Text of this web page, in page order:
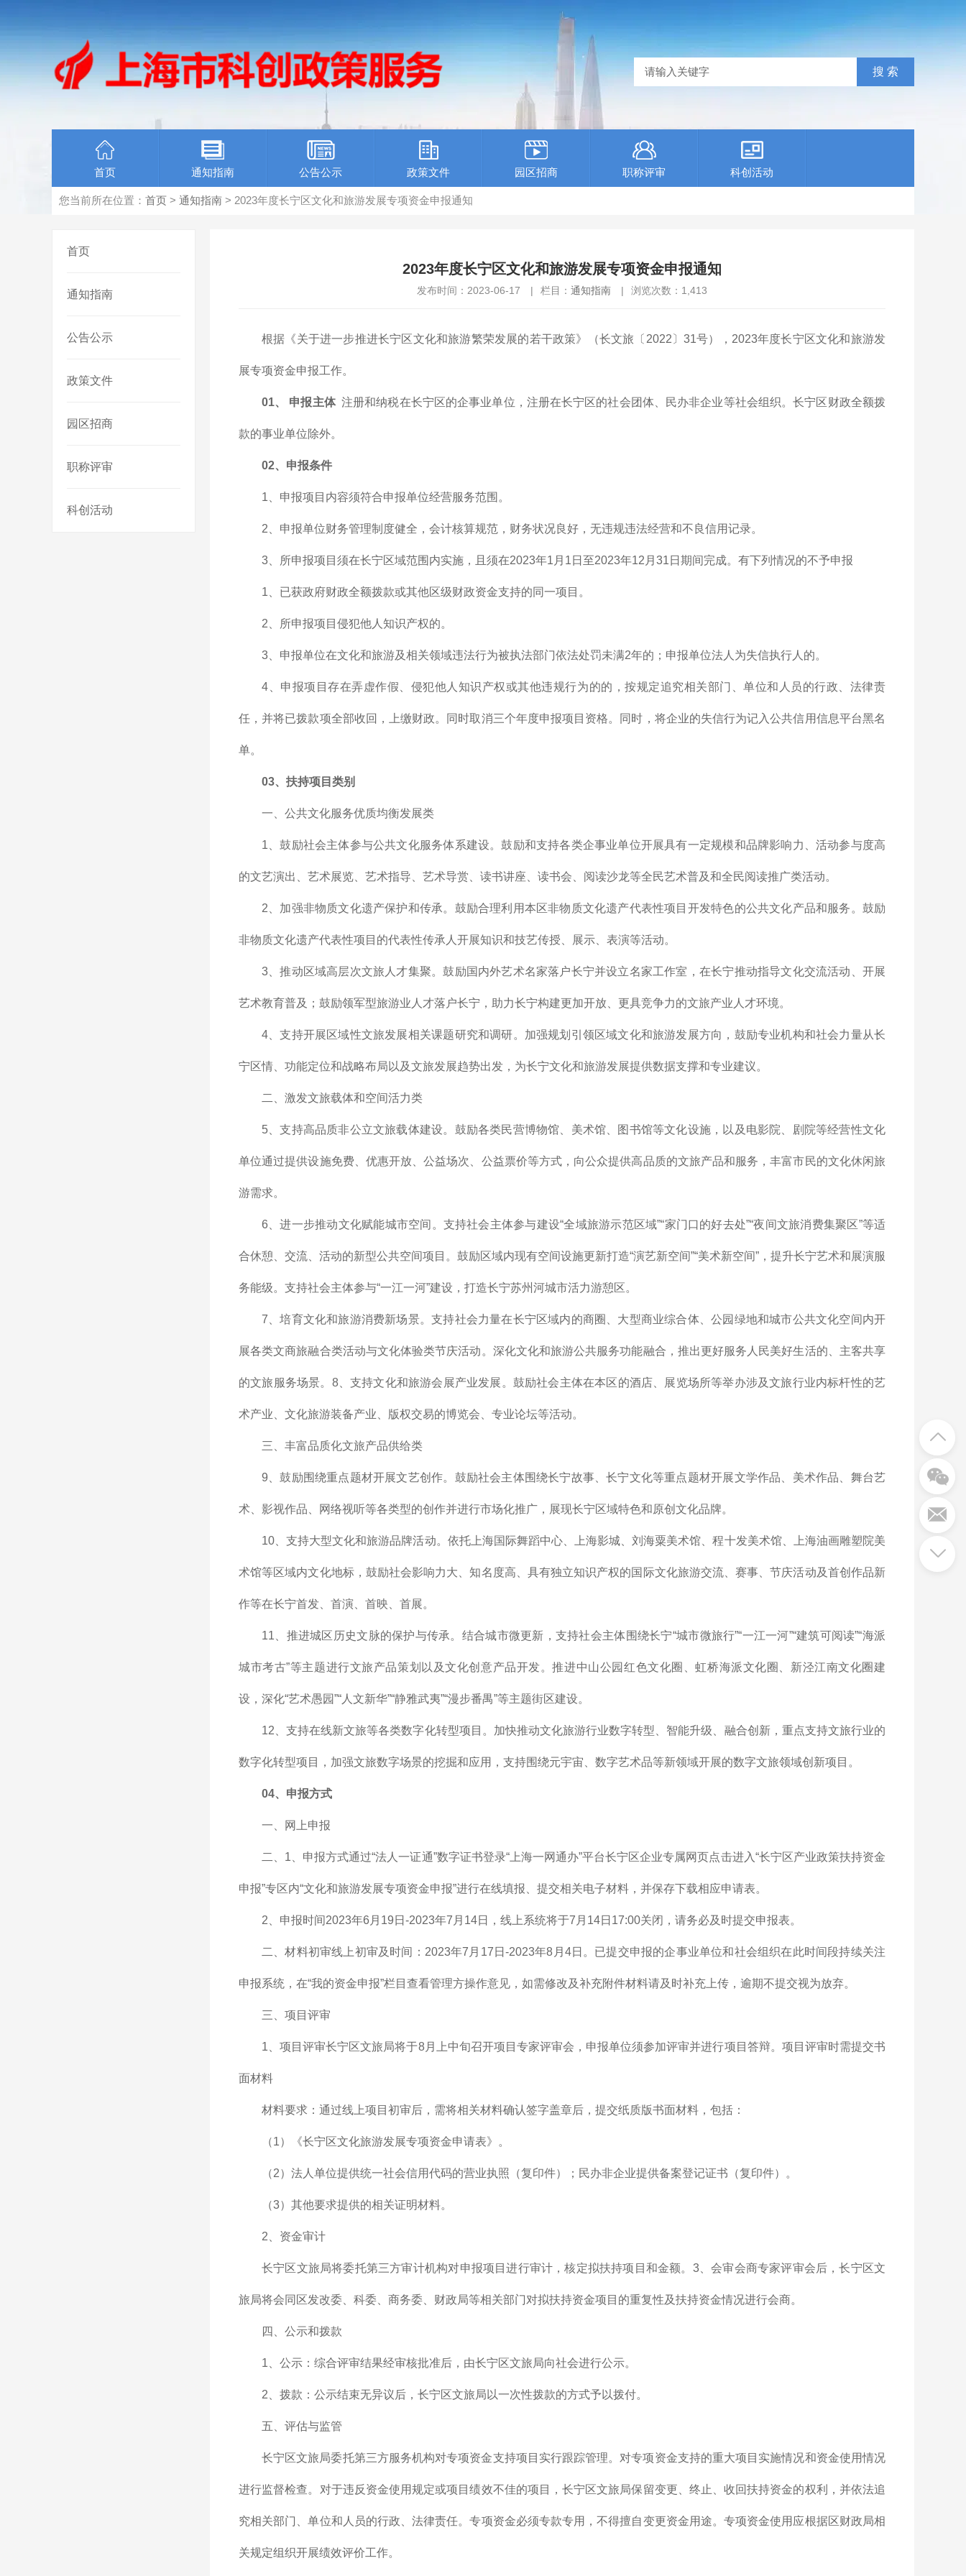
首页 通知指南 公告公示 政策文件 园区招商 职称评审 科创活动
您当前所在位置： 首页 > 通知指南 > 2023年度长宁区文化和旅游发展专项资金申报通知
首页
通知指南
公告公示
政策文件
园区招商
职称评审
科创活动
2023年度长宁区文化和旅游发展专项资金申报通知
发布时间：2023-06-17 | 栏目： 通知指南 | 浏览次数： 1,413
根据《关于进一步推进长宁区文化和旅游繁荣发展的若干政策》（长文旅〔2022〕31号），2023年度长宁区文化和旅游发
展专项资金申报工作。
01、 申报主体 注册和纳税在长宁区的企事业单位，注册在长宁区的社会团体、民办非企业等社会组织。长宁区财政全额拨
款的事业单位除外。
02、 申报条件
1、申报项目内容须符合申报单位经营服务范围。
2、申报单位财务管理制度健全，会计核算规范，财务状况良好，无违规违法经营和不良信用记录。
3、所申报项目须在长宁区域范围内实施，且须在2023年1月1日至2023年12月31日期间完成。有下列情况的不予申报
1、已获政府财政全额拨款或其他区级财政资金支持的同一项目。
2、所申报项目侵犯他人知识产权的。
3、申报单位在文化和旅游及相关领域违法行为被执法部门依法处罚未满2年的；申报单位法人为失信执行人的。
4、申报项目存在弄虚作假、侵犯他人知识产权或其他违规行为的的，按规定追究相关部门、单位和人员的行政、法律责
任，并将已拨款项全部收回，上缴财政。同时取消三个年度申报项目资格。同时，将企业的失信行为记入公共信用信息平台黑名
单。
03、 扶持项目类别
一、公共文化服务优质均衡发展类
1、鼓励社会主体参与公共文化服务体系建设。鼓励和支持各类企事业单位开展具有一定规模和品牌影响力、活动参与度高
的文艺演出、艺术展览、艺术指导、艺术导赏、读书讲座、读书会、阅读沙龙等全民艺术普及和全民阅读推广类活动。
2、加强非物质文化遗产保护和传承。鼓励合理利用本区非物质文化遗产代表性项目开发特色的公共文化产品和服务。鼓励
非物质文化遗产代表性项目的代表性传承人开展知识和技艺传授、展示、表演等活动。
3、推动区域高层次文旅人才集聚。鼓励国内外艺术名家落户长宁并设立名家工作室，在长宁推动指导文化交流活动、开展
艺术教育普及；鼓励领军型旅游业人才落户长宁，助力长宁构建更加开放、更具竞争力的文旅产业人才环境。
4、支持开展区域性文旅发展相关课题研究和调研。加强规划引领区域文化和旅游发展方向，鼓励专业机构和社会力量从长
宁区情、功能定位和战略布局以及文旅发展趋势出发，为长宁文化和旅游发展提供数据支撑和专业建议。
二、激发文旅载体和空间活力类
5、支持高品质非公立文旅载体建设。鼓励各类民营博物馆、美术馆、图书馆等文化设施，以及电影院、剧院等经营性文化
单位通过提供设施免费、优惠开放、公益场次、公益票价等方式，向公众提供高品质的文旅产品和服务，丰富市民的文化休闲旅
游需求。
6、进一步推动文化赋能城市空间。支持社会主体参与建设“全域旅游示范区域”“家门口的好去处”“夜间文旅消费集聚区”等适
合休憩、交流、活动的新型公共空间项目。鼓励区域内现有空间设施更新打造“演艺新空间”“美术新空间”，提升长宁艺术和展演服
务能级。支持社会主体参与“一江一河”建设，打造长宁苏州河城市活力游憩区。
7、培育文化和旅游消费新场景。支持社会力量在长宁区域内的商圈、大型商业综合体、公园绿地和城市公共文化空间内开
展各类文商旅融合类活动与文化体验类节庆活动。深化文化和旅游公共服务功能融合，推出更好服务人民美好生活的、主客共享
的文旅服务场景。8、支持文化和旅游会展产业发展。鼓励社会主体在本区的酒店、展览场所等举办涉及文旅行业内标杆性的艺
术产业、文化旅游装备产业、版权交易的博览会、专业论坛等活动。
三、丰富品质化文旅产品供给类
9、鼓励围绕重点题材开展文艺创作。鼓励社会主体围绕长宁故事、长宁文化等重点题材开展文学作品、美术作品、舞台艺
术、影视作品、网络视听等各类型的创作并进行市场化推广，展现长宁区域特色和原创文化品牌。
10、支持大型文化和旅游品牌活动。依托上海国际舞蹈中心、上海影城、刘海粟美术馆、程十发美术馆、上海油画雕塑院美
术馆等区域内文化地标，鼓励社会影响力大、知名度高、具有独立知识产权的国际文化旅游交流、赛事、节庆活动及首创作品新
作等在长宁首发、首演、首映、首展。
11、推进城区历史文脉的保护与传承。结合城市微更新，支持社会主体围绕长宁“城市微旅行”“一江一河”“建筑可阅读”“海派
城市考古”等主题进行文旅产品策划以及文化创意产品开发。推进中山公园红色文化圈、虹桥海派文化圈、新泾江南文化圈建
设，深化“艺术愚园”“人文新华”“静雅武夷”“漫步番禺”等主题街区建设。
12、支持在线新文旅等各类数字化转型项目。加快推动文化旅游行业数字转型、智能升级、融合创新，重点支持文旅行业的
数字化转型项目，加强文旅数字场景的挖掘和应用，支持围绕元宇宙、数字艺术品等新领域开展的数字文旅领域创新项目。
04、 申报方式
一、网上申报
二、1、申报方式通过“法人一证通”数字证书登录“上海一网通办”平台长宁区企业专属网页点击进入“长宁区产业政策扶持资金
申报”专区内“文化和旅游发展专项资金申报”进行在线填报、提交相关电子材料，并保存下载相应申请表。
2、申报时间2023年6月19日-2023年7月14日，线上系统将于7月14日17:00关闭，请务必及时提交申报表。
二、材料初审线上初审及时间：2023年7月17日-2023年8月4日。已提交申报的企事业单位和社会组织在此时间段持续关注
申报系统，在“我的资金申报”栏目查看管理方操作意见，如需修改及补充附件材料请及时补充上传，逾期不提交视为放弃。
三、项目评审
1、项目评审长宁区文旅局将于8月上中旬召开项目专家评审会，申报单位须参加评审并进行项目答辩。项目评审时需提交书
面材料
材料要求：通过线上项目初审后，需将相关材料确认签字盖章后，提交纸质版书面材料，包括：
（1）《长宁区文化旅游发展专项资金申请表》。
（2）法人单位提供统一社会信用代码的营业执照（复印件）；民办非企业提供备案登记证书（复印件）。
（3）其他要求提供的相关证明材料。
2、资金审计
长宁区文旅局将委托第三方审计机构对申报项目进行审计，核定拟扶持项目和金额。3、会审会商专家评审会后，长宁区文
旅局将会同区发改委、科委、商务委、财政局等相关部门对拟扶持资金项目的重复性及扶持资金情况进行会商。
四、公示和拨款
1、公示：综合评审结果经审核批准后，由长宁区文旅局向社会进行公示。
2、拨款：公示结束无异议后，长宁区文旅局以一次性拨款的方式予以拨付。
五、评估与监管
长宁区文旅局委托第三方服务机构对专项资金支持项目实行跟踪管理。对专项资金支持的重大项目实施情况和资金使用情况
进行监督检查。对于违反资金使用规定或项目绩效不佳的项目，长宁区文旅局保留变更、终止、收回扶持资金的权利，并依法追
究相关部门、单位和人员的行政、法律责任。专项资金必须专款专用，不得擅自变更资金用途。专项资金使用应根据区财政局相
关规定组织开展绩效评价工作。